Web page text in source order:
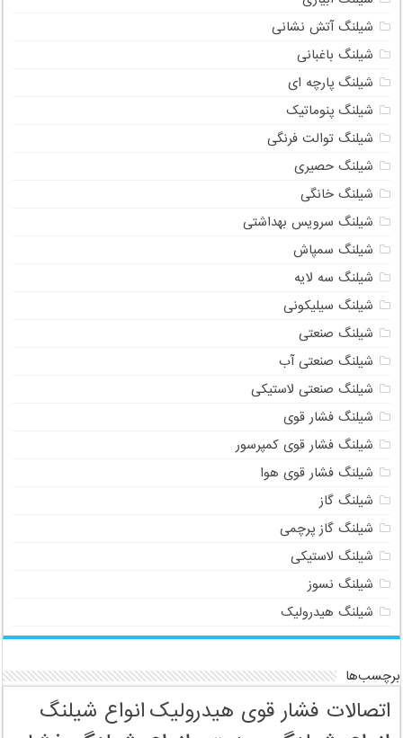
شیلنگ آتش نشانی
شیلنگ باغبانی
شیلنگ پارچه ای
شیلنگ پنوماتیک
شیلنگ توالت فرنگی
شیلنگ حصیری
شیلنگ خانگی
شیلنگ سرویس بهداشتی
شیلنگ سمپاش
شیلنگ سه لایه
شیلنگ سیلیکونی
شیلنگ صنعتی
شیلنگ صنعتی آب
شیلنگ صنعتی لاستیکی
شیلنگ فشار قوی
شیلنگ فشار قوی کمپرسور
شیلنگ فشار قوی هوا
شیلنگ گاز
شیلنگ گاز پرچمی
شیلنگ لاستیکی
شیلنگ نسوز
شیلنگ هیدرولیک
برچسب‌ها
اتصالات فشار قوی هیدرولیک انواع شیلنگ